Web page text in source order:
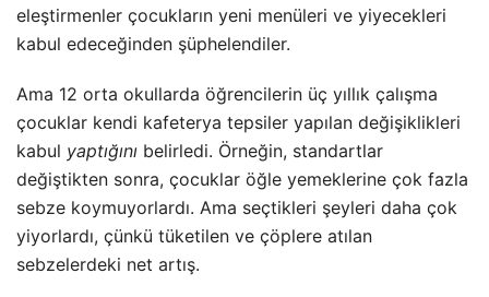
eleştirmenler çocukların yeni menüleri ve yiyecekleri
kabul edeceğinden şüphelendiler.
Ama 12 orta okullarda öğrencilerin üç yıllık çalışma
çocuklar kendi kafeterya tepsiler yapılan değişiklikleri
kabul yaptığını belirledi. Örneğin, standartlar
değiştikten sonra, çocuklar öğle yemeklerine çok fazla
sebze koymuyorlardı. Ama seçtikleri şeyleri daha çok
yiyorlardı, çünkü tüketilen ve çöplere atılan
sebzelerdeki net artış.